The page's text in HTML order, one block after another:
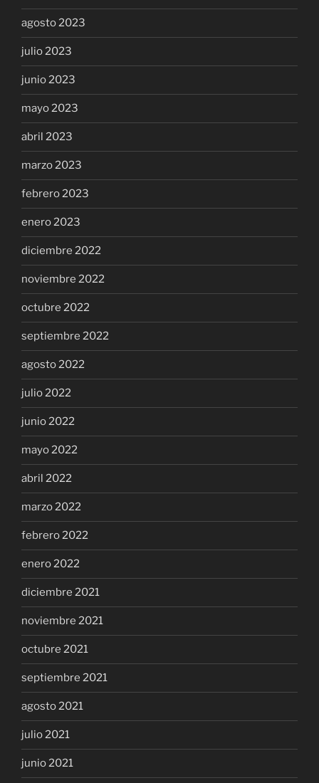
agosto 2023
julio 2023
junio 2023
mayo 2023
abril 2023
marzo 2023
febrero 2023
enero 2023
diciembre 2022
noviembre 2022
octubre 2022
septiembre 2022
agosto 2022
julio 2022
junio 2022
mayo 2022
abril 2022
marzo 2022
febrero 2022
enero 2022
diciembre 2021
noviembre 2021
octubre 2021
septiembre 2021
agosto 2021
julio 2021
junio 2021